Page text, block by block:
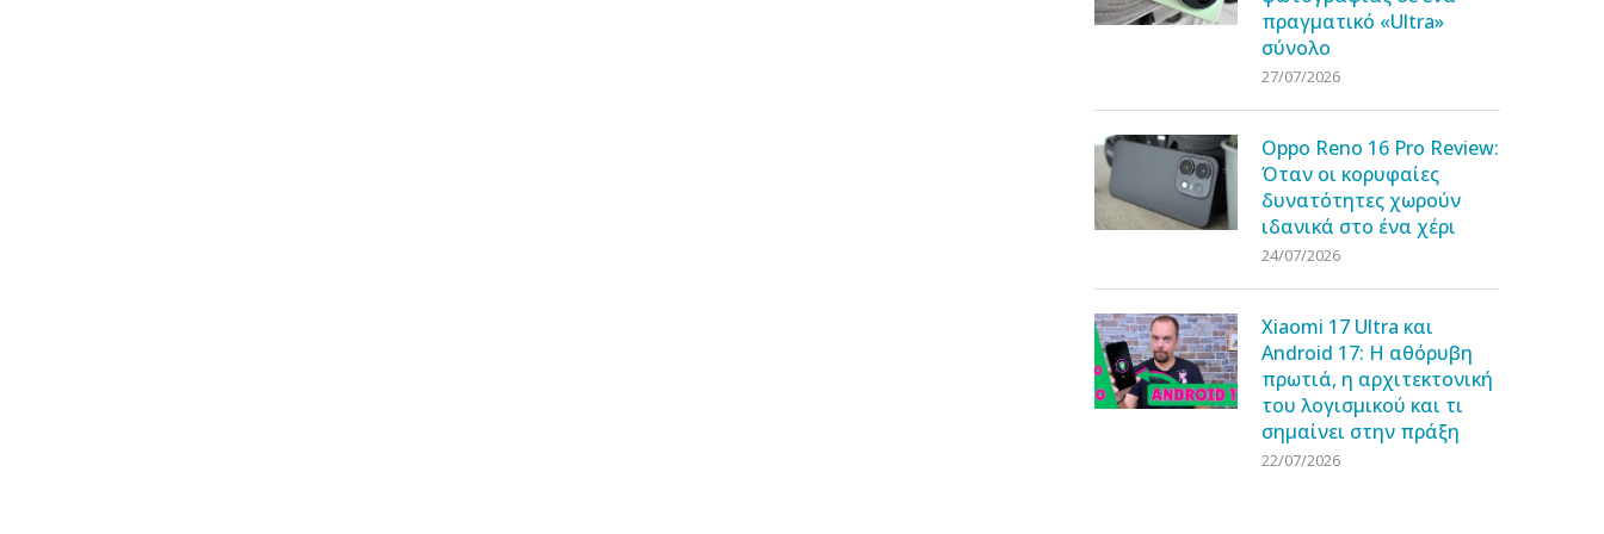
πραγματικό «Ultra»
σύνολο
27/07/2026
Oppo Reno 16 Pro Review:
Όταν οι κορυφαίες
δυνατότητες χωρούν
ιδανικά στο ένα χέρι
24/07/2026
Xiaomi 17 Ultra και
Android 17: Η αθόρυβη
πρωτιά, η αρχιτεκτονική
του λογισμικού και τι
σημαίνει στην πράξη
22/07/2026